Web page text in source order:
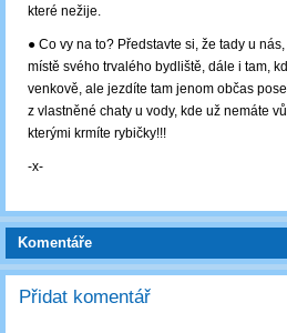
které nežije.
● Co vy na to? Představte si, že tady u
místě svého trvalého bydliště, dále i tam,
venkově, ale jezdíte tam jenom občas
z vlastněné chaty u vody, kde už nemáte
kterými krmíte rybičky!!!
-x-
Komentáře
Přidat komentář